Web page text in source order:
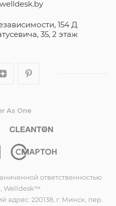
154 Д
35, 2 этаж
As One
ответственностью
Welldesk™
220138, г. Минск, пер.